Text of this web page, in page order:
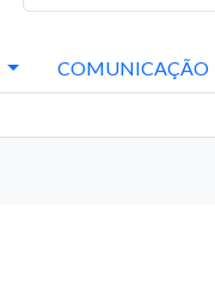
COMUNICAÇÃO